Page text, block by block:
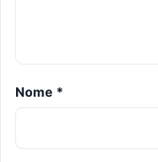
Nome *